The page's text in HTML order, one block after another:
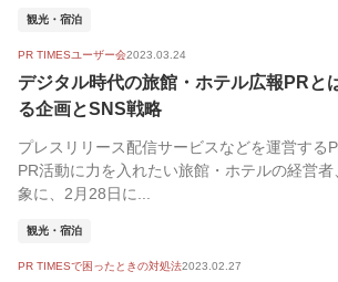
観光・宿泊
PR TIMESユーザー会2023.03.24
デジタル時代の旅館・ホテル広報PRと
る企画とSNS戦略
プレスリリース配信サービスなどを運営する
PR活動に力を入れたい旅館・ホテルの経営
象に、2月28日に...
観光・宿泊
PR TIMESで困ったときの対処法2023.02.27